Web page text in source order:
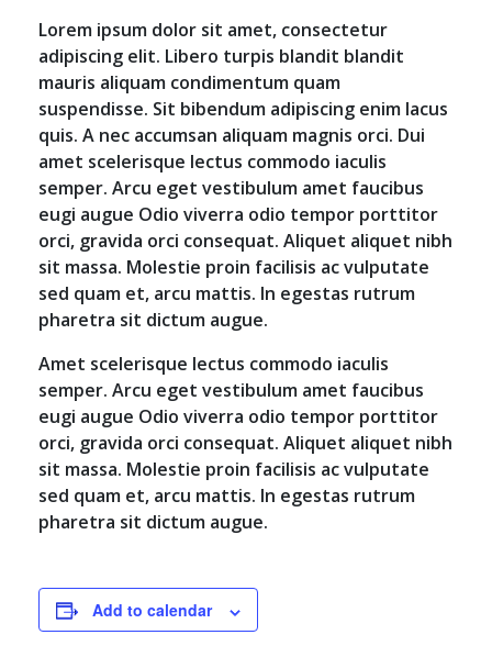
Lorem ipsum dolor sit amet, consectetur
adipiscing elit. Libero turpis blandit blandit
mauris aliquam condimentum quam
suspendisse. Sit bibendum adipiscing enim lacus
quis. A nec accumsan aliquam magnis orci. Dui
amet scelerisque lectus commodo iaculis
semper. Arcu eget vestibulum amet faucibus
eugi augue Odio viverra odio tempor porttitor
orci, gravida orci consequat. Aliquet aliquet nibh
sit massa. Molestie proin facilisis ac vulputate
sed quam et, arcu mattis. In egestas rutrum
pharetra sit dictum augue.
Amet scelerisque lectus commodo iaculis
semper. Arcu eget vestibulum amet faucibus
eugi augue Odio viverra odio tempor porttitor
orci, gravida orci consequat. Aliquet aliquet nibh
sit massa. Molestie proin facilisis ac vulputate
sed quam et, arcu mattis. In egestas rutrum
pharetra sit dictum augue.
Add to calendar